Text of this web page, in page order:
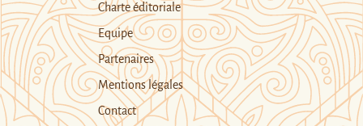
Charte éditoriale
Equipe
Partenaires
Mentions légales
Contact